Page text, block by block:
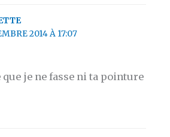
2014 À 17:07
que je ne fasse ni ta pointure